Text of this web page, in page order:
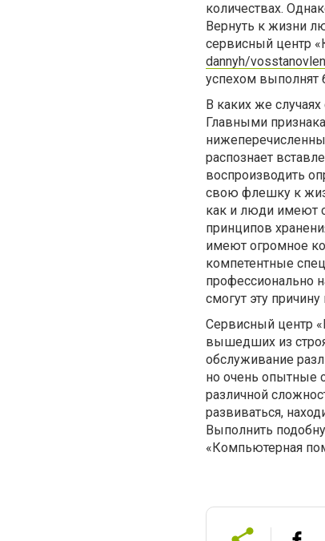
количествах.
Вернуть к жизни
сервисный центр
dannyh/
успехом выполнят
В каких же
Главными
распознает
воспроизводить
свою флешку к
как и люди имеют
принципов
имеют огромное
компетентные
профессионально
смогут эту причину
Сервисный центр
вышедших из
обслуживание
но очень опытные
различной
развиваться,
Выполнить
«Компьютерная